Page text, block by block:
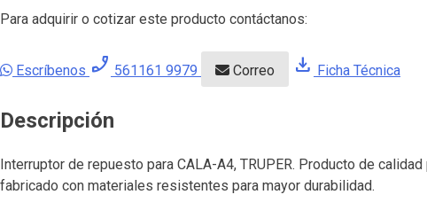
Para adquirir o cotizar este producto contáctanos:
Escríbenos phone_enabled 561161 9979 Correo download Ficha Técnica
Descripción
Interruptor de repuesto para CALA-A4, TRUPER. Producto de
fabricado con materiales resistentes para mayor durabilidad.